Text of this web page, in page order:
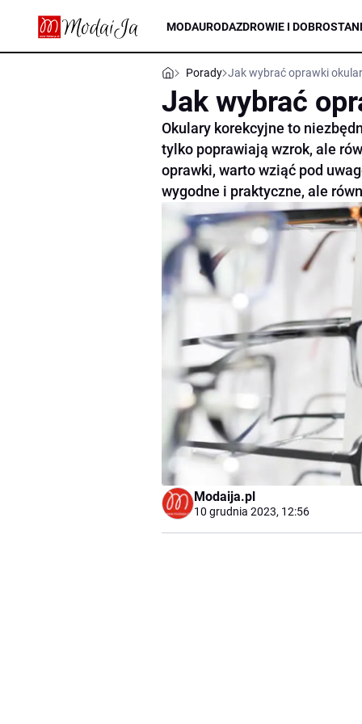
MODAURODAZDROWIE I DOBROSTAN
Porady Jak wybrać oprawki
Jak wybrać
Okulary korekcyjne to
tylko poprawiają wzrok, ale
oprawki, warto wziąć pod
wygodne i praktyczne, ale
Modaija.pl
10 grudnia 2023, 12:56